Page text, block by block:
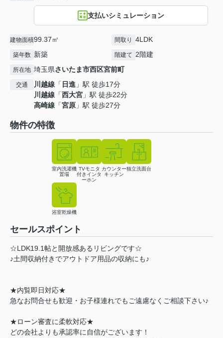
支払いシミュレーション
建物面積99.37㎡ 間取り 4LDK
築年数 新築 階建て 2階建
所在地 埼玉県さいたま市西区宮前町
交通 川越線 「 日進 」駅 徒歩17分
川越線 「西大宮 」駅 徒歩22分
高崎線 「宮原 」駅 徒歩27分
物件の特徴
室内洗濯機
置場
TVモニタ
付きインタ
ーホン
カウンター
キッチン
独立洗面台
浴室乾燥機
セールスポイント
☆LDK19.1帖と開放感あるリビングです☆
♪土間収納付きでアウトドア用品の収納にも♪
★内覧即日対応★
急なお問合せも歓迎・お子様連れでもご遠慮なくご相談下さい♪
★ローン審査に柔軟対応★
どの会社よりも承認率に自信がございます！